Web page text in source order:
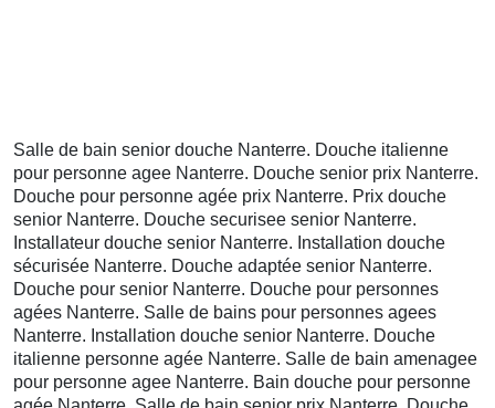
Salle de bain senior douche Nanterre. Douche italienne
pour personne agee Nanterre. Douche senior prix Nanterre.
Douche pour personne agée prix Nanterre. Prix douche
senior Nanterre. Douche securisee senior Nanterre.
Installateur douche senior Nanterre. Installation douche
sécurisée Nanterre. Douche adaptée senior Nanterre.
Douche pour senior Nanterre. Douche pour personnes
agées Nanterre. Salle de bains pour personnes agees
Nanterre. Installation douche senior Nanterre. Douche
italienne personne agée Nanterre. Salle de bain amenagee
pour personne agee Nanterre. Bain douche pour personne